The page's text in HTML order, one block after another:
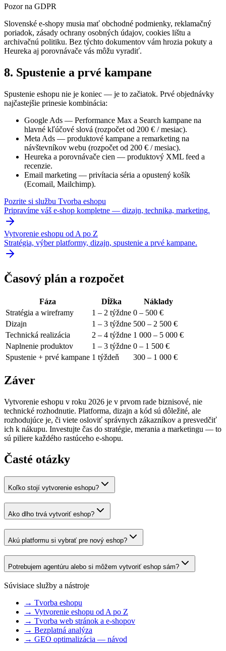
Pozor na GDPR
Slovenské e-shopy musia mať obchodné podmienky, reklamačný
poriadok, zásady ochrany osobných údajov, cookies lištu a
archivačnú politiku. Bez týchto dokumentov vám hrozia pokuty a
Heureka aj porovnávače vás môžu vyradiť.
8. Spustenie a prvé kampane
Spustenie eshopu nie je koniec — je to začiatok. Prvé objednávky
najčastejšie prinesie kombinácia:
Google Ads — Performance Max a Search kampane na
hlavné kľúčové slová (rozpočet od 200 € / mesiac).
Meta Ads — produktové kampane a remarketing na
návštevníkov webu (rozpočet od 200 € / mesiac).
Heureka a porovnávače cien — produktový XML feed a
recenzie.
Email marketing — privítacia séria a opustený košík
(Ecomail, Mailchimp).
Pozrite si službu Tvorba eshopu
Pripravíme váš e-shop kompletne — dizajn, technika, marketing.
Vytvorenie eshopu od A po Z
Stratégia, výber platformy, dizajn, spustenie a prvé kampane.
Časový plán a rozpočet
Fáza Dĺžka
Náklady
Stratégia a wireframy
1 – 2 týždne 0 – 500 €
Dizajn
1 – 3 týždne 500 – 2 500 €
Technická realizácia
2 – 4 týždne 1 000 – 5 000 €
Naplnenie produktov
1 – 3 týždne 0 – 1 500 €
Spustenie + prvé kampane 1 týždeň 300 – 1 000 €
Záver
Vytvorenie eshopu v roku 2026 je v prvom rade biznisové, nie
technické rozhodnutie. Platforma, dizajn a kód sú dôležité, ale
rozhodujúce je, či viete osloviť správnych zákazníkov a presvedčiť
ich k nákupu. Investujte čas do stratégie, merania a marketingu — to
sú piliere každého rastúceho e-shopu.
Časté otázky
Koľko stojí vytvorenie eshopu?
Ako dlho trvá vytvoriť eshop?
Akú platformu si vybrať pre nový eshop?
Potrebujem agentúru alebo si môžem vytvoriť eshop sám?
Súvisiace služby a nástroje
→ Tvorba eshopu
→ Vytvorenie eshopu od A po Z
→ Tvorba web stránok a e-shopov
→ Bezplatná analýza
→ GEO optimalizácia — návod